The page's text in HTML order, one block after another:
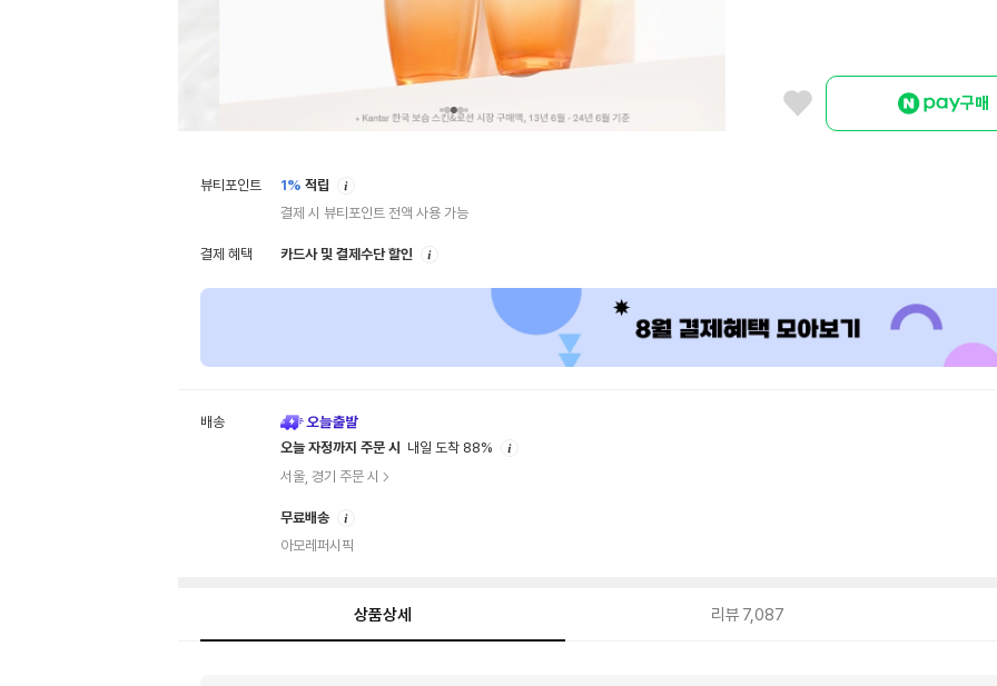
구매
뷰티포인트 1% 적립
결제 시 뷰티포인트 전액 사용 가능
결제 혜택 카드사 및 결제수단 할인
배송
오늘 자정까지 주문 시
내일 도착 88%
서울, 경기 주문 시
무료배송
아모레퍼시픽
상품상세 리뷰 7,087